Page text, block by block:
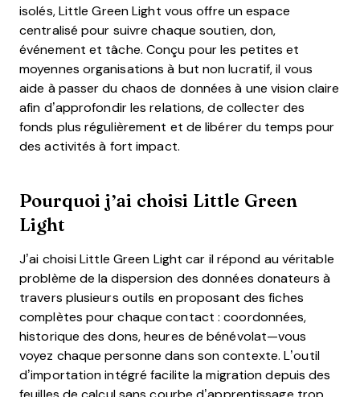
isolés, Little Green Light vous offre un espace
centralisé pour suivre chaque soutien, don,
événement et tâche. Conçu pour les petites et
moyennes organisations à but non lucratif, il vous
aide à passer du chaos de données à une vision claire
afin d’approfondir les relations, de collecter des
fonds plus régulièrement et de libérer du temps pour
des activités à fort impact.
Pourquoi j’ai choisi Little Green
Light
J’ai choisi Little Green Light car il répond au véritable
problème de la dispersion des données donateurs à
travers plusieurs outils en proposant des fiches
complètes pour chaque contact : coordonnées,
historique des dons, heures de bénévolat—vous
voyez chaque personne dans son contexte. L’outil
d’importation intégré facilite la migration depuis des
feuilles de calcul sans courbe d’apprentissage trop